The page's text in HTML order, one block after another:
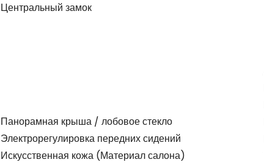
Центральный замок
Панорамная крыша / лобовое стекло
Электрорегулировка передних сидений
Искусственная кожа (Материал салона)